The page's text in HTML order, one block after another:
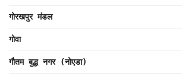
गोरखपुर मंडल
गोवा
गौतम बुद्ध नगर (नोएडा)